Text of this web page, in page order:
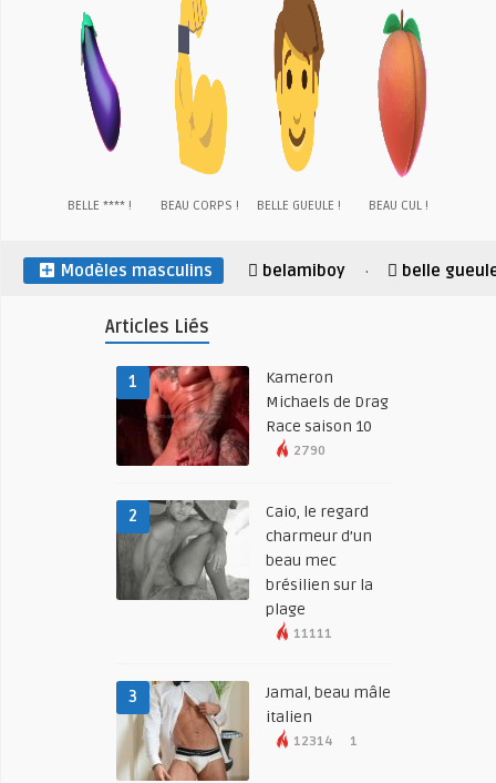
BELLE **** ! BEAU CORPS ! BELLE GUEULE ! BEAU CUL !
Modèles masculins belamiboy · belle
Articles Liés
1
Kameron
Michaels de Drag
Race saison 10
2790
2
Caio, le regard
charmeur d’un
beau mec
brésilien sur la
plage
11111
3
Jamal, beau mâle
italien
12314 1